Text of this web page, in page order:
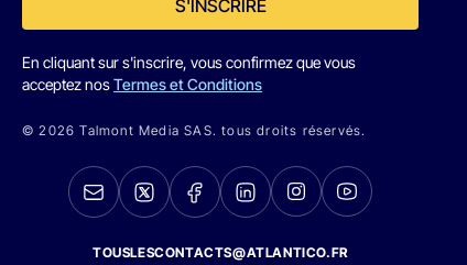
S'INSCRIRE
En cliquant sur s'inscrire, vous confirmez que vous
acceptez nosTermes et Conditions
© 2026 Talmont Media SAS. tous droits réservés.
TOUSLESCONTACTS@ATLANTICO.FR